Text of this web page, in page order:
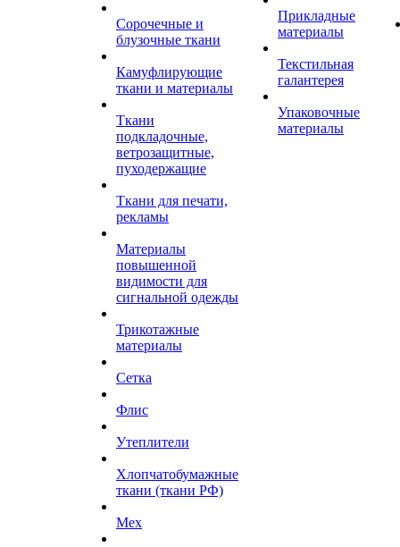
Сорочечные и
блузочные ткани
Камуфлирующие
ткани и материалы
Ткани
подкладочные,
ветрозащитные,
пуходержащие
Ткани для печати,
рекламы
Материалы
повышенной
видимости для
сигнальной одежды
Трикотажные
материалы
Сетка
Флис
Утеплители
Хлопчатобумажные
ткани (ткани РФ)
Мех
Прикладные
материалы
Текстильная
галантерея
Упаковочные
материалы